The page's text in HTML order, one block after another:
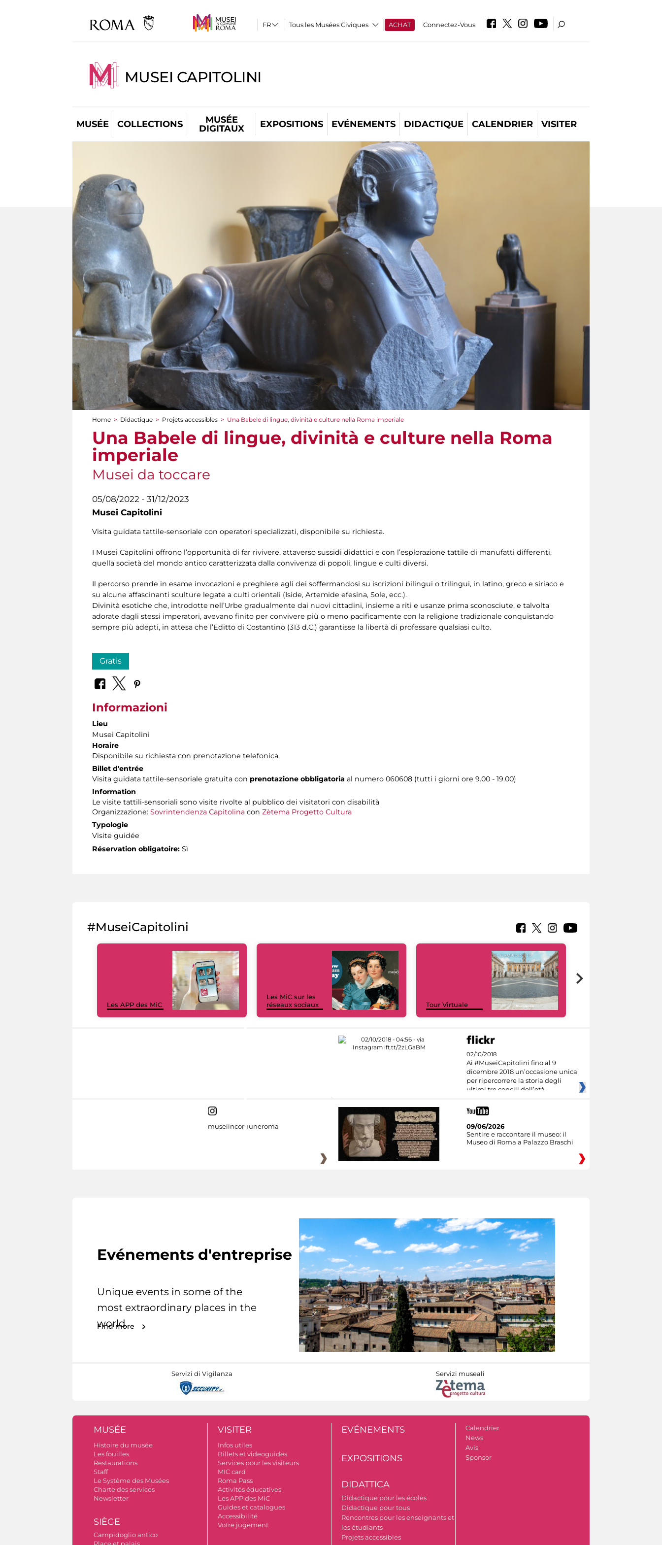
Tous les Musées Civiques ACHAT Connectez-Vous
MUSEI CAPITOLINI
MUSÉE COLLECTIONS
MUSÉE
DIGITAUX
EXPOSITIONS EVÉNEMENTS DIDACTIQUE CALENDRIER VISITER
You are here
Home > Didactique > Projets accessibles > Una Babele di lingue, divinità e culture nella Roma imperiale
Una Babele di lingue, divinità e culture nella Roma
imperiale
Musei da toccare
05/08/2022 - 31/12/2023
Musei Capitolini
Visita guidata tattile-sensoriale con operatori specializzati, disponibile su richiesta.
I Musei Capitolini offrono l’opportunità di far rivivere, attaverso sussidi didattici e con l’esplorazione tattile di manufatti differenti,
quella società del mondo antico caratterizzata dalla convivenza di popoli, lingue e culti diversi.
Il percorso prende in esame invocazioni e preghiere agli dei soffermandosi su iscrizioni bilingui o trilingui, in latino, greco e siriaco e
su alcune affascinanti sculture legate a culti orientali (Iside, Artemide efesina, Sole, ecc.).
Divinità esotiche che, introdotte nell’Urbe gradualmente dai nuovi cittadini, insieme a riti e usanze prima sconosciute, e talvolta
adorate dagli stessi imperatori, avevano finito per convivere più o meno pacificamente con la religione tradizionale conquistando
sempre più adepti, in attesa che l’Editto di Costantino (313 d.C.) garantisse la libertà di professare qualsiasi culto.
Gratis
Informazioni
Lieu
Musei Capitolini
Horaire
Disponibile su richiesta con prenotazione telefonica
Billet d'entrée
Visita guidata tattile-sensoriale gratuita con prenotazione obbligatoria al numero 060608 (tutti i giorni ore 9.00 - 19.00)
Information
Le visite tattili-sensoriali sono visite rivolte al pubblico dei visitatori con disabilità
Organizzazione: Sovrintendenza Capitolina con Zètema Progetto Cultura
Typologie
Visite guidée
Réservation obligatoire: Sì
#MuseiCapitolini
Les APP des MiC
Les MiC sur les
réseaux sociaux
Tour Virtuale
02/10/2018
Ai #MuseiCapitolini fino al 9
dicembre 2018 un’occasione unica
per ripercorrere la storia degli
ultimi tre concili dell’età
museiincomuneroma
09/06/2026
Sentire e raccontare il museo: il
Museo di Roma a Palazzo Braschi
Evénements d'entreprise
Unique events in some of the
most extraordinary places in the
world.
Find more
Servizi di Vigilanza Servizi museali
MUSÉE
Histoire du musée
Les fouilles
Restaurations
Staff
Le Système des Musées
Charte des services
Newsletter
SIÈGE
Campidoglio antico
Place et palais
VISITER
Infos utiles
Billets et videoguides
Services pour les visiteurs
MIC card
Roma Pass
Activités éducatives
Les APP des MiC
Guides et catalogues
Accessibilité
Votre jugement
EVÉNEMENTS
EXPOSITIONS
DIDATTICA
Didactique pour les écoles
Didactique pour tous
Rencontres pour les enseignants et
les étudiants
Projets accessibles
Calendrier
News
Avis
Sponsor